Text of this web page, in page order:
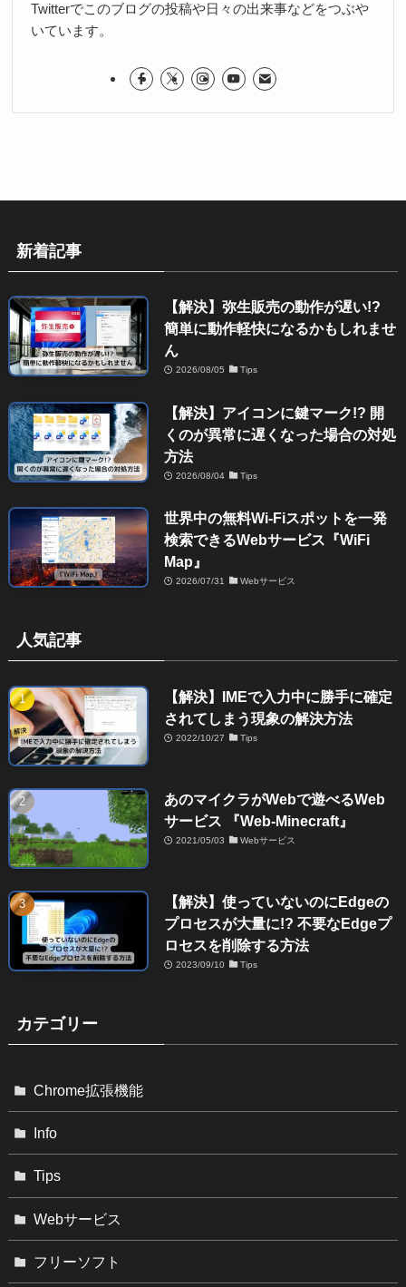
Twitterでこのブログの投稿や日々の出来事などをつぶや
いています。
新着記事
【解決】弥生販売の動作が遅い!?
簡単に動作軽快になるかもしれませ
ん
2026/08/05 Tips
【解決】アイコンに鍵マーク!? 開
くのが異常に遅くなった場合の対処
方法
2026/08/04 Tips
世界中の無料Wi-Fiスポットを一発
検索できるWebサービス『WiFi
Map』
2026/07/31 Webサービス
人気記事
【解決】IMEで入力中に勝手に確定
されてしまう現象の解決方法
2022/10/27 Tips
あのマイクラがWebで遊べるWeb
サービス 『Web-Minecraft』
2021/05/03 Webサービス
【解決】使っていないのにEdgeの
プロセスが大量に!? 不要なEdgeプ
ロセスを削除する方法
2023/09/10 Tips
カテゴリー
Chrome拡張機能
Info
Tips
Webサービス
フリーソフト